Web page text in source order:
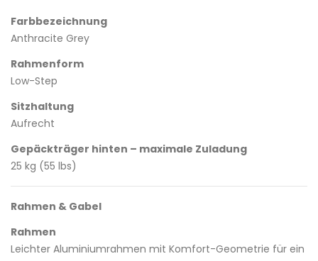
Farbbezeichnung
Anthracite Grey
Rahmenform
Low-Step
Sitzhaltung
Aufrecht
Gepäckträger hinten – maximale Zuladung
25 kg (55 lbs)
Rahmen & Gabel
Rahmen
Leichter Aluminiumrahmen mit Komfort-Geometrie für ein